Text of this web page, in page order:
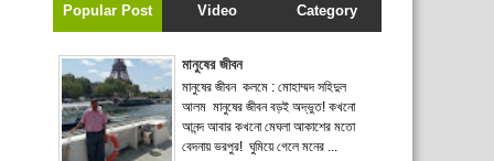
Popular Post Video Category
মানুষের জীবন
মানুষের জীবন কলমে : মোহাম্মদ সহিদুল
আলম মানুষের জীবন বড়ই অদ্ভুত! কখনো
আনন্দ আবার কখনো মেঘলা আকাশের মতো
বেদনায় ভরপুর! ঘুমিয়ে গেলে মনের ...